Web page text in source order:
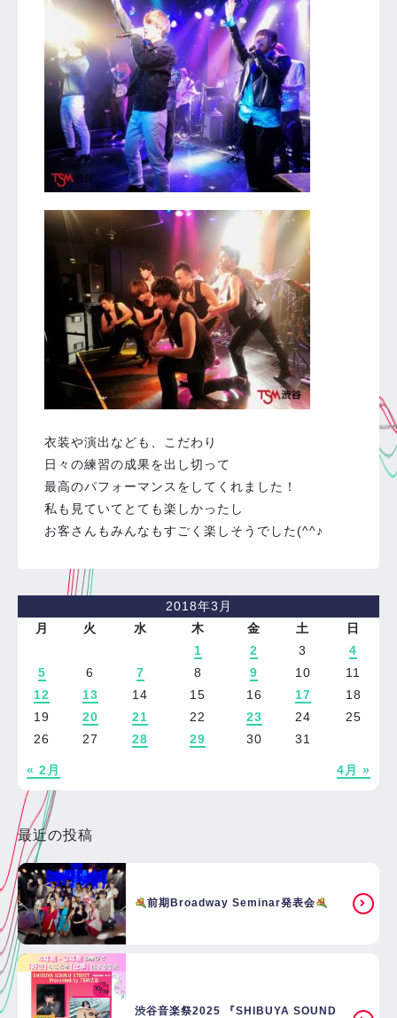
衣装や演出なども、こだわり
日々の練習の成果を出し切って
最高のパフォーマンスをしてくれました！
私も見ていてとても楽しかったし
お客さんもみんなもすごく楽しそうでした(^^♪
2018年3月
月
火 水 木 金 土 日
« 2月 4月 »
1 2 3
4
5
6 7 8 9 10
11
12
13 14 15 16 17
18
19
20 21 22 23 24
25
26
27 28 29 30 31
最近の投稿
前期Broadway Seminar発表会
渋谷音楽祭2025 『SHIBUYA SOUND